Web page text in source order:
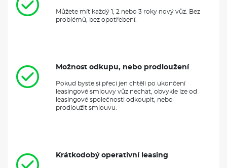
Můžete mít každý 1, 2 nebo 3 roky nový vůz. Bez
problémů, bez opotřebení.
Možnost odkupu, nebo prodloužení
Pokud byste si přeci jen chtěli po ukončení
leasingové smlouvy vůz nechat, obvykle lze od
leasingové společnosti odkoupit, nebo
prodloužit smlouvu.
Krátkodobý operativní leasing